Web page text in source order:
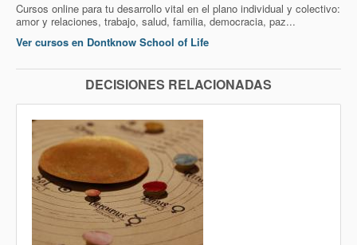
Cursos online para tu desarrollo vital en el plano individual y colectivo:
amor y relaciones, trabajo, salud, familia, democracia, paz...
Ver cursos en Dontknow School of Life
DECISIONES RELACIONADAS